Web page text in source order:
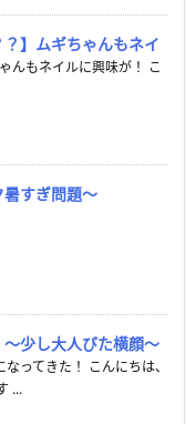
？】ムギちゃんもネイ
んもネイルに興味が！ こ
暑すぎ問題～
～少し大人びた横顔～
ってきた！ こんにちは、
...